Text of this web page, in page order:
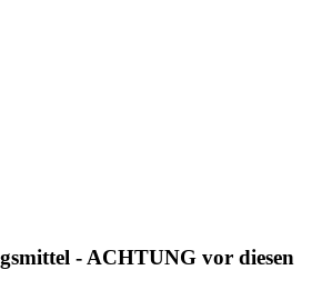
- ACHTUNG vor diesen